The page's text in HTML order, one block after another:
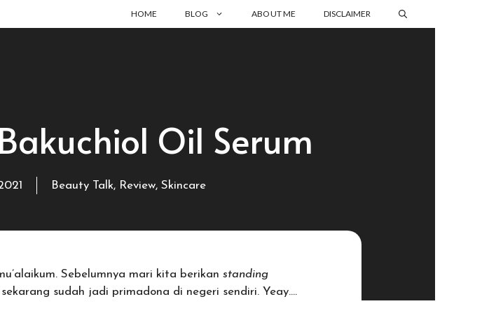
HOME BLOG ABOUT ME DISCLAIMER
Oil Serum
Beauty Talk, Review, Skincare
Sebelumnya mari kita berikan standing
sudah jadi primadona di negeri sendiri. Yeay….